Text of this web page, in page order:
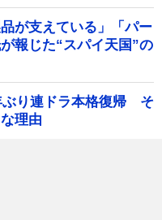
が支えている」「パー
報じた“スパイ天国”の
ぶり連ドラ本格復帰 そ
理由